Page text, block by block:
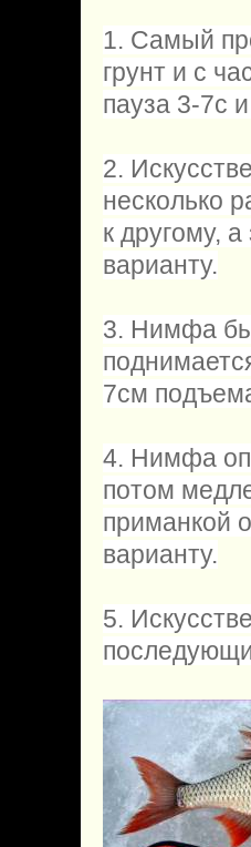
1. Самый
грунт и с
пауза 3-7с
2.
несколько
к другому,
варианту.
3. Нимфа
7см
4. Нимфа
потом
приманкой
варианту.
5.